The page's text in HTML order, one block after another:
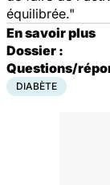
équilibrée."
En savoir plus
Dossier :
Questions/
DIABÈTE